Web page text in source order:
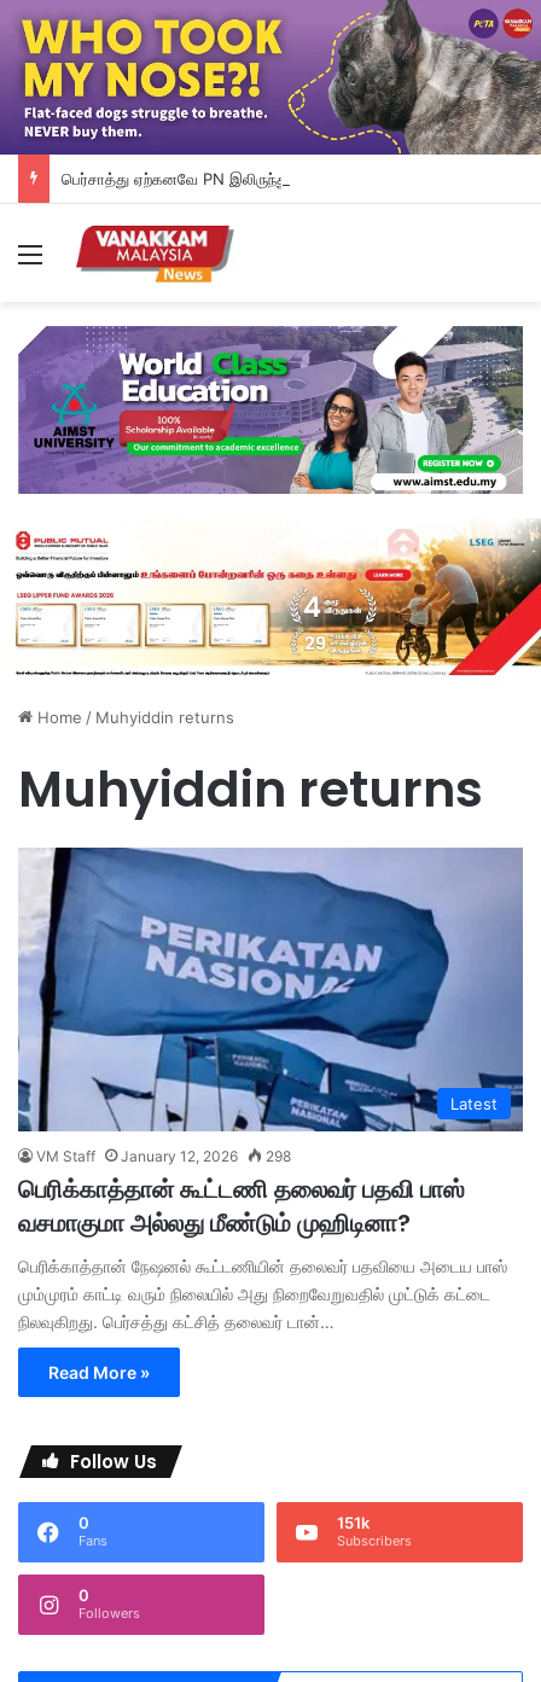
Menu
Home / Muhyiddin returns
Muhyiddin returns
Latest
VM Staff January 12, 2026 298
பெரிக்காத்தான் கூட்டணி தலைவர் பதவி பாஸ்
வசமாகுமா அல்லது மீண்டும் முஹிடினா?
பெரிக்காத்தான் நேஷனல் கூட்டணியின் தலைவர் பதவியை அடைய பாஸ்
மும்முரம் காட்டி வரும் நிலையில் அது நிறைவேறுவதில் முட்டுக் கட்டை
நிலவுகிறது. பெர்சத்து கட்சித் தலைவர் டான்…
Read More »
Follow Us
0
Fans
151k
Subscribers
0
Followers